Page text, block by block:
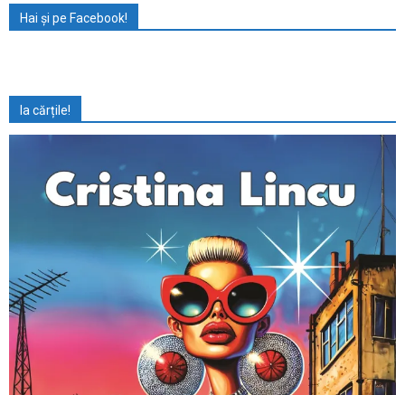
Hai și pe Facebook!
Ia cărțile!